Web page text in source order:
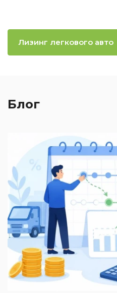
Лизинг легкового авто
Блог